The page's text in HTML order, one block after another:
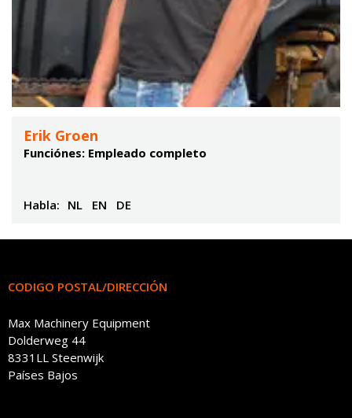
Erik Groen
Funciónes: Empleado completo
Habla: NL EN DE
CODIGO POSTAL/DIRECCIÓN
Max Machinery Equipment
Dolderweg 44
8331LL Steenwijk
Países Bajos